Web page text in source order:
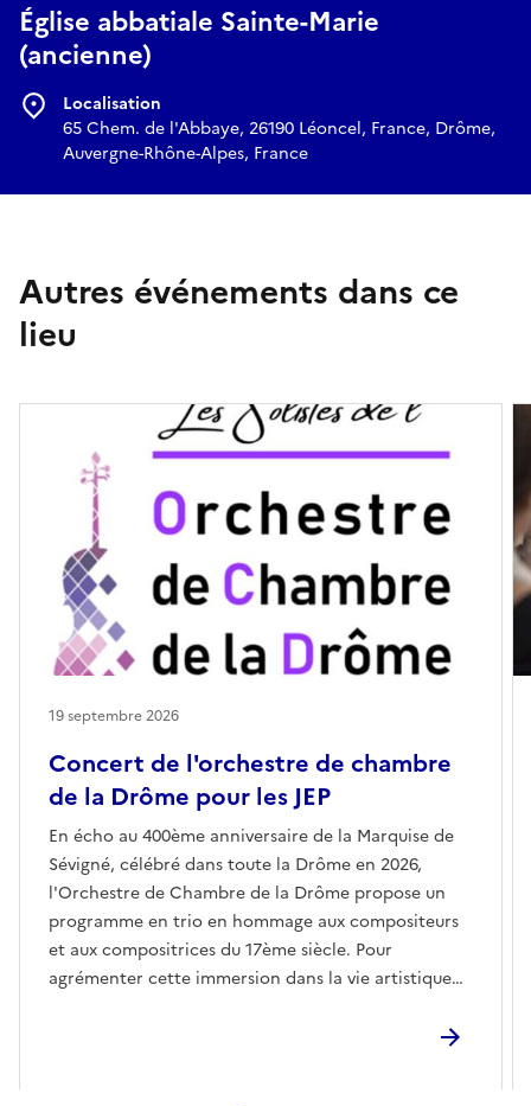
Église abbatiale Sainte-Marie
(ancienne)
Localisation
65 Chem. de l'Abbaye, 26190 Léoncel, France, Drôme,
Auvergne-Rhône-Alpes, France
Autres événements dans ce
lieu
Concert de l'orchestre de chambre
de la Drôme pour les JEP
En écho au 400ème anniversaire de la Marquise de
Sévigné, célébré dans toute la Drôme en 2026,
l'Orchestre de Chambre de la Drôme propose un
programme en trio en hommage aux compositeurs
et aux compositrices du 17ème siècle. Pour
agrémenter cette immersion dans la vie artistique
également entendre des œuvres du présent pour les
19 septembre 2026